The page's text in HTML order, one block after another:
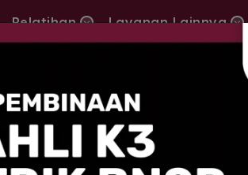
Pelatihan Layanan Lainnya
Digunakan